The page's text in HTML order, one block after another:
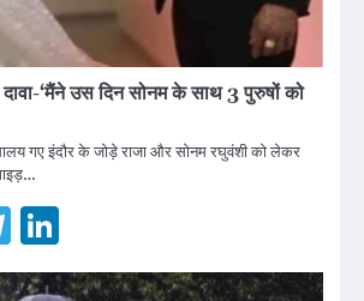
‘मैंने उस दिन सोनम के साथ 3 पुरुषों को
गए इंदौर के जोड़े राजा और सोनम रघुवंशी को लेकर
Telegram